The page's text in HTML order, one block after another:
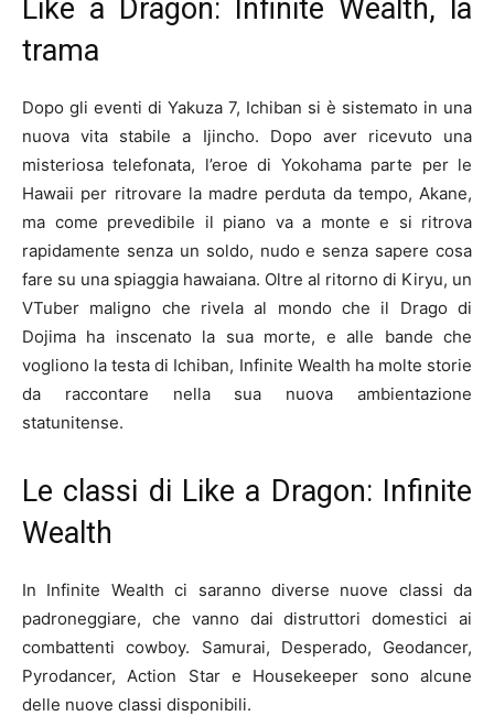
Like a Dragon: Infinite Wealth, la
trama
Dopo gli eventi di Yakuza 7, Ichiban si è sistemato in una
nuova vita stabile a Ijincho. Dopo aver ricevuto una
misteriosa telefonata, l’eroe di Yokohama parte per le
Hawaii per ritrovare la madre perduta da tempo, Akane,
ma come prevedibile il piano va a monte e si ritrova
rapidamente senza un soldo, nudo e senza sapere cosa
fare su una spiaggia hawaiana. Oltre al ritorno di Kiryu, un
VTuber maligno che rivela al mondo che il Drago di
Dojima ha inscenato la sua morte, e alle bande che
vogliono la testa di Ichiban, Infinite Wealth ha molte storie
da raccontare nella sua nuova ambientazione
statunitense.
Le classi di Like a Dragon: Infinite
Wealth
In Infinite Wealth ci saranno diverse nuove classi da
padroneggiare, che vanno dai distruttori domestici ai
combattenti cowboy. Samurai, Desperado, Geodancer,
Pyrodancer, Action Star e Housekeeper sono alcune
delle nuove classi disponibili.